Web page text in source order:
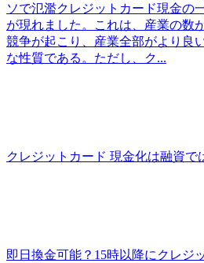
ソで氾濫クレジットカード現金の
が現れました。これは、産業の数
競争が起こり、産業全部がより良
な性質である。ただし、ク...
クレジットカード 現金化は融資で
即日換金可能？15時以降にクレジ